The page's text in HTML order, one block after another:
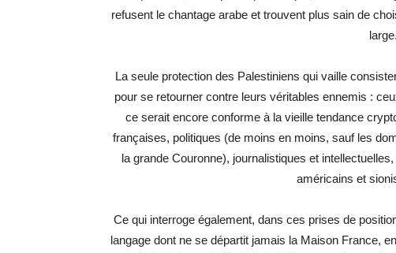
refusent le chantage arabe et trouvent plus sain de
large.
La seule protection des Palestiniens qui vaille
pour se retourner contre leurs véritables ennemis :
ce serait encore conforme à la vieille tendance
françaises, politiques (de moins en moins, sauf les
la grande Couronne), journalistiques et
américains et
Ce qui interroge également, dans ces prises de
langage dont ne se départit jamais la Maison France,